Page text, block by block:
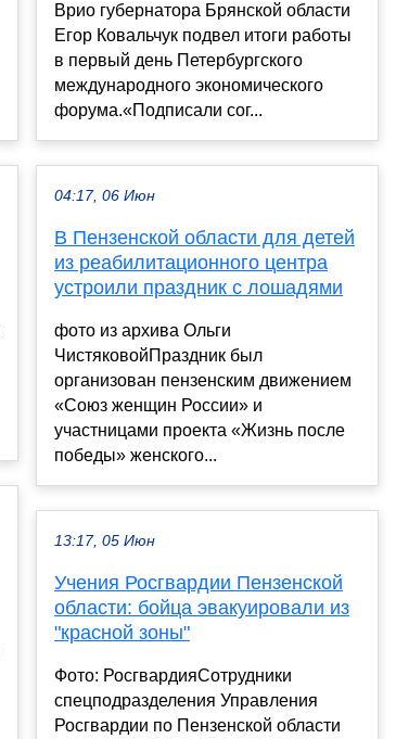
Врио губернатора Брянской области
Егор Ковальчук подвел итоги работы
в первый день Петербургского
международного экономического
форума.«Подписали сог...
04:17, 06 Июн
В Пензенской области для детей
из реабилитационного центра
устроили праздник с лошадями
фото из архива Ольги
ЧистяковойПраздник был
организован пензенским движением
«Союз женщин России» и
участницами проекта «Жизнь после
победы» женского...
13:17, 05 Июн
Учения Росгвардии Пензенской
области: бойца эвакуировали из
"красной зоны"
Фото: РосгвардияСотрудники
спецподразделения Управления
Росгвардии по Пензенской области